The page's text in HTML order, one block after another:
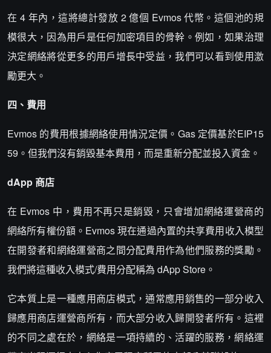
在 4 年內，這將總計發放 2 億個 Evmos 代幣。這個池的規
模很大，因為用戶是任何加密項目的骨幹。例如，如果治理
決定網絡將從更多的用戶增長中受益，我們可以看到使用激
勵更大。
四、費用
Evmos 的費用根據網絡使用情況定價。Gas 定價基於EIP15
59。但我們沒有銷毀基本費用，而是重新分配並投入資金。
dApp 商店
在 Evmos 中，費用不再只是銷毀，只會增加網絡運營商的
網絡所有權份額。Evmos 現在通過內置的共享費用收入模型
在開發者和網絡運營商之間分配費用作為他們服務的獎勵。
我們將這種收入模式/費用分配稱為 dApp Store。
它本質上是一種應用商店模式，通常應用銷售的一部分收入
歸應用商店運營商所有，而大部分收入歸開發者所有。這裡
的不同之處在於，網絡是一項持續的、活躍的服務，網絡運